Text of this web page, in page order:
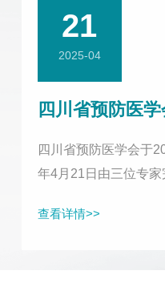
21
2025-04
四川省预防医
四川省预防医学会于
年4月21日由三位专
查看详情>>